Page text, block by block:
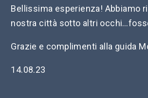
Bellissima esperienza! Abbiamo
nostra città sotto altri
Grazie e complimenti alla guida
14.08.23